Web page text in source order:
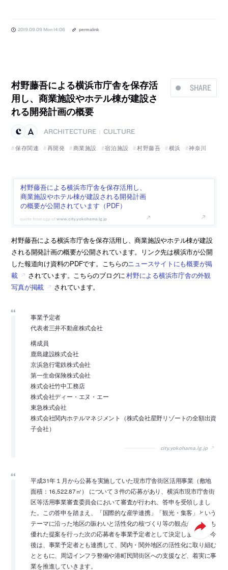
2019.09.09 Mon 14:06 permalink
SHARE
村野藤吾による横浜市庁舎を保存活
用し、商業施設やホテル棟が建設さ
れる開発計画の概要
ARCHITECTURE
CULTURE
保存関連
再開発 商業施設 宿泊施設 村野藤吾 横浜 神奈川
村野藤吾による横浜市庁舎を保存活用し、
商業施設やホテル棟が建設される開発計画
の概要が公開されています（PDF）
www.city.yokohama.lg.jp
村野藤吾による横浜市庁舎を保存活用し、商業施設やホテル棟が建設
される開発計画の概要が公開されています。リンク先は横浜市が公開
した報道向け資料のPDFです。こちらのニュースサイトにも概要が掲
載
されています。こちらのブログに村野による横浜市庁舎の外観
写真が掲載
されています。
事業予定者
代表者三井不動産株式会社
構成員
鹿島建設株式会社
京浜急行電鉄株式会社
第一生命保険株式会社
株式会社竹中工務店
株式会社ディー・エヌ・エー
東急株式会社
株式会社関内ホテルマネジメント（株式会社星野リゾートの全額出資
子会社）
city.yokohama.lg.jp
平成31年１月から公募を実施していた現市庁舎街区活用事業（敷地
面積：16,522.87㎡） について３件の応募があり、横浜市現市庁舎街
区等活用事業審査委員会において審査が行われ、答申を受領しまし
た。この答申を踏まえ、「国際的な産学連携」「観光・集客」という
テーマに沿った地区の賑わいと活性化の核づくり等の観点から、最も
優れた提案を行った次の応募者を事業予定者として決定しました。今
後は、事業予定者とも連携して、関内・関外地区の活性化に取り組む
とともに、周辺インフラ整備や港町民間街区への支援など、着実に事
業を推進していきます。